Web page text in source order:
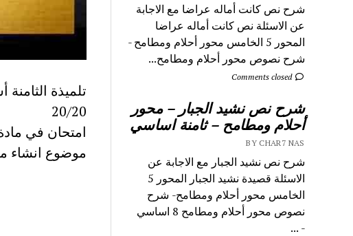
شرح نص كانت أماله عراضا مع الاجابة
عن الاسئلة نص كانت أماله عراضا
المحور 5 الخامس محور أحلام ومطامح -
شرح نصوص محور أحلام ومطامح...
Comments closed
شرح نص نشيد الجبار – محور
أحلام ومطامح – ثامنة اساسي
BY CHAR7 NAS
شرح نص نشيد الجبار مع الاجابة عن
الاسئلة قصيدة نشيد الجبار المحور 5
الخامس محور أحلام ومطامح- شرح
نصوص محور أحلام ومطامح 8 اساسي
- ...
تلميذة
20/20
امتحان في
موضوع انشاء